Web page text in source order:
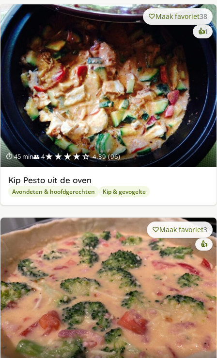
⏱ 45 min👥 4★★★★☆ 4.39 (96)
Maak favoriet38
👍1
Kip Pesto uit de oven
Avondeten & hoofdgerechten Kip & gevogelte
Maak favoriet3
👍